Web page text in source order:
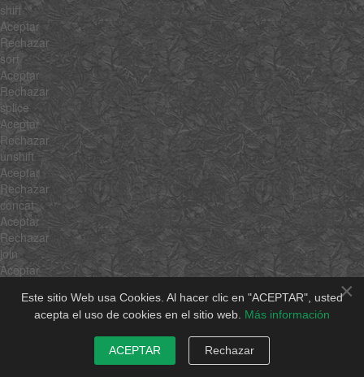
×
Este sitio Web usa Cookies. Al hacer clic en "ACEPTAR", usted
acepta el uso de cookies en el sitio web. Más información
ACEPTAR Rechazar
shift
Aceptar
Rechazar
sort
Aceptar
Rechazar
splice
Aceptar
Rechazar
unshift
Aceptar
Rechazar
concat
Aceptar
Rechazar
join
Aceptar
slice
Aceptar